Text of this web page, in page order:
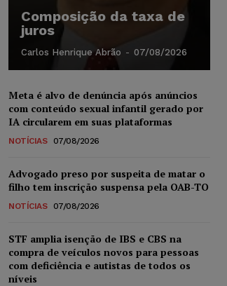
Composição da taxa de
juros
Carlos Henrique Abrão - 07/08/2026
Meta é alvo de denúncia após anúncios
com conteúdo sexual infantil gerado por
IA circularem em suas plataformas
NOTÍCIAS 07/08/2026
Advogado preso por suspeita de matar o
filho tem inscrição suspensa pela OAB-TO
NOTÍCIAS 07/08/2026
STF amplia isenção de IBS e CBS na
compra de veículos novos para pessoas
com deficiência e autistas de todos os
níveis